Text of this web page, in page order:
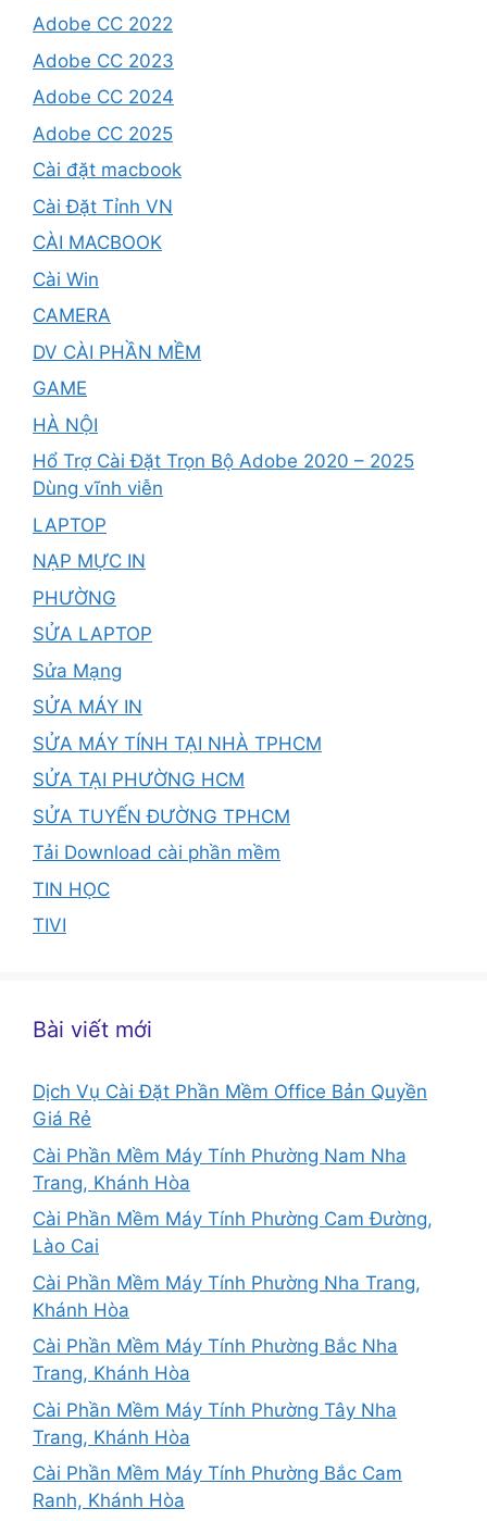
Adobe CC 2022
Adobe CC 2023
Adobe CC 2024
Adobe CC 2025
Cài đặt macbook
Cài Đặt Tỉnh VN
CÀI MACBOOK
Cài Win
CAMERA
DV CÀI PHẦN MỀM
GAME
HÀ NỘI
Hổ Trợ Cài Đặt Trọn Bộ Adobe 2020 – 2025
Dùng vĩnh viễn
LAPTOP
NẠP MỰC IN
PHƯỜNG
SỬA LAPTOP
Sửa Mạng
SỬA MÁY IN
SỬA MÁY TÍNH TẠI NHÀ TPHCM
SỬA TẠI PHƯỜNG HCM
SỬA TUYẾN ĐƯỜNG TPHCM
Tải Download cài phần mềm
TIN HỌC
TIVI
Bài viết mới
Dịch Vụ Cài Đặt Phần Mềm Office Bản Quyền
Giá Rẻ
Cài Phần Mềm Máy Tính Phường Nam Nha
Trang, Khánh Hòa
Cài Phần Mềm Máy Tính Phường Cam Đường,
Lào Cai
Cài Phần Mềm Máy Tính Phường Nha Trang,
Khánh Hòa
Cài Phần Mềm Máy Tính Phường Bắc Nha
Trang, Khánh Hòa
Cài Phần Mềm Máy Tính Phường Tây Nha
Trang, Khánh Hòa
Cài Phần Mềm Máy Tính Phường Bắc Cam
Ranh, Khánh Hòa